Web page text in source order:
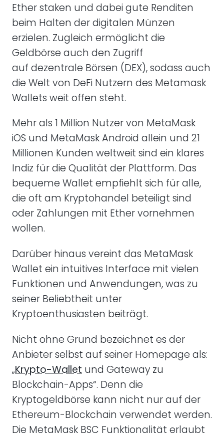
Ether staken und dabei gute Renditen
beim Halten der digitalen Münzen
erzielen. Zugleich ermöglicht die
Geldbörse auch den Zugriff
auf dezentrale Börsen (DEX), sodass auch
die Welt von DeFi Nutzern des Metamask
Wallets weit offen steht.
Mehr als 1 Million Nutzer von MetaMask
iOS und MetaMask Android allein und 21
Millionen Kunden weltweit sind ein klares
Indiz für die Qualität der Plattform. Das
bequeme Wallet empfiehlt sich für alle,
die oft am Kryptohandel beteiligt sind
oder Zahlungen mit Ether vornehmen
wollen.
Darüber hinaus vereint das MetaMask
Wallet ein intuitives Interface mit vielen
Funktionen und Anwendungen, was zu
seiner Beliebtheit unter
Kryptoenthusiasten beiträgt.
Nicht ohne Grund bezeichnet es der
Anbieter selbst auf seiner Homepage als:
„Krypto-Wallet und Gateway zu
Blockchain-Apps“. Denn die
Kryptogeldbörse kann nicht nur auf der
Ethereum-Blockchain verwendet werden.
Die MetaMask BSC Funktionalität erlaubt